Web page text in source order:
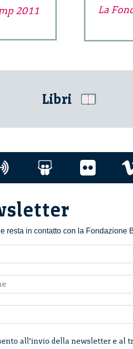
2011
La
Libri
resta in contatto con la Fondazione
all’invio della newsletter e al